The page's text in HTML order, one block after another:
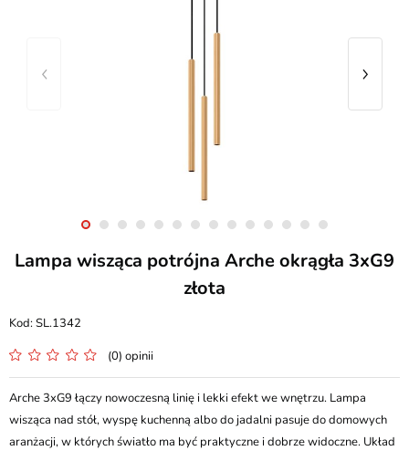
Lampa wisząca potrójna Arche okrągła 3xG9
złota
SL.1342
(0) opinii
Arche 3xG9 łączy nowoczesną linię i lekki efekt we wnętrzu. Lampa
wisząca nad stół, wyspę kuchenną albo do jadalni pasuje do domowych
aranżacji, w których światło ma być praktyczne i dobrze widoczne. Układ